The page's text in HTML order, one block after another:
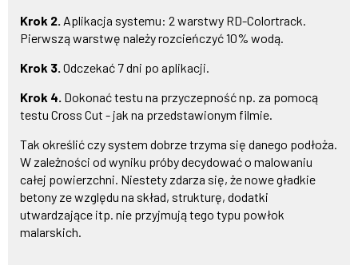
Krok 2. Aplikacja systemu: 2 warstwy RD-Colortrack.
Pierwszą warstwę należy rozcieńczyć 10% wodą.
Krok 3. Odczekać 7 dni po aplikacji.
Krok 4. Dokonać testu na przyczepność np. za pomocą
testu Cross Cut - jak na przedstawionym filmie.
Tak określić czy system dobrze trzyma się danego podłoża.
W zależności od wyniku próby decydować o malowaniu
całej powierzchni. Niestety zdarza się, że nowe gładkie
betony ze względu na skład, strukturę, dodatki
utwardzające itp. nie przyjmują tego typu powłok
malarskich.